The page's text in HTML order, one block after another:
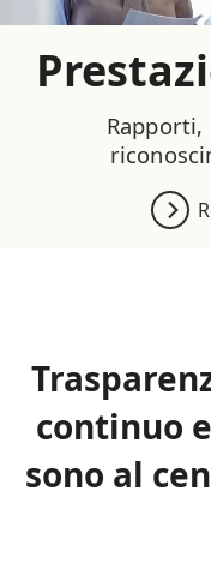
continuo
sono al